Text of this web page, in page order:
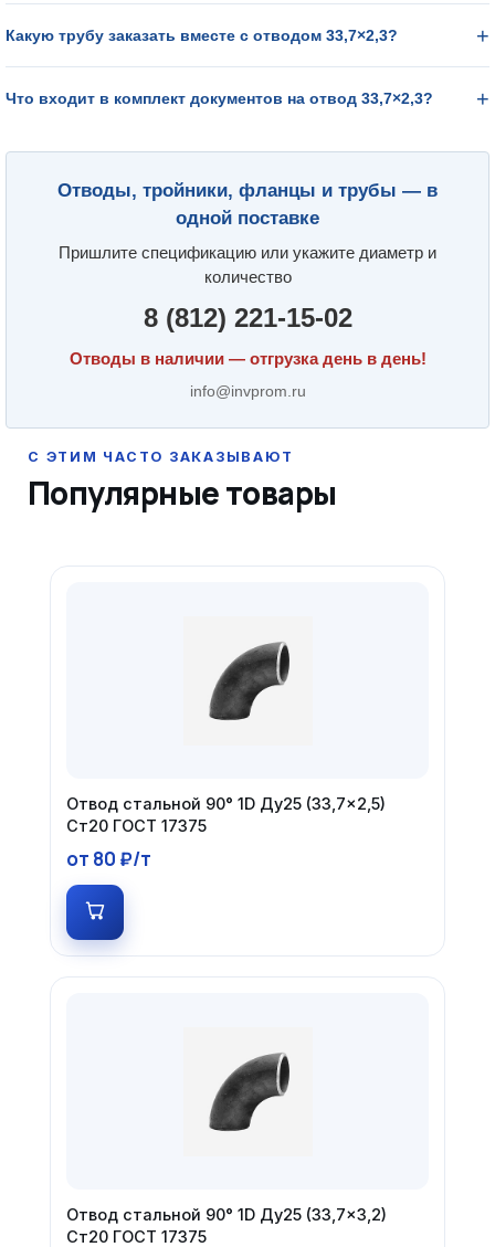
Какую трубу заказать вместе с отводом 33,7×2,3?
Что входит в комплект документов на отвод 33,7×2,3?
Отводы, тройники, фланцы и трубы — в
одной поставке
Пришлите спецификацию или укажите диаметр и
количество
8 (812) 221-15-02
Отводы в наличии — отгрузка день в день!
info@invprom.ru
Популярные товары
Отвод стальной 90° 1D Ду25 (33,7×2,5)
Ст20 ГОСТ 17375
от 80 ₽/т
Отвод стальной 90° 1D Ду25 (33,7×3,2)
Ст20 ГОСТ 17375